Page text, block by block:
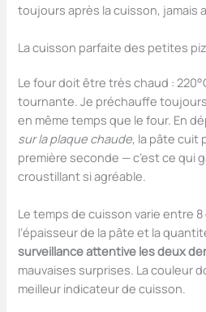
toujours après la cuisson, jamais
La cuisson parfaite des petites
Le four doit être très chaud :
tournante. Je préchauffe
en même temps que le four. En
sur la plaque chaude, la pâte cuit
première seconde — c’est ce qui
croustillant si agréable.
Le temps de cuisson varie entre
l’épaisseur de la pâte et la
surveillance attentive les deux
mauvaises surprises. La couleur
meilleur indicateur de cuisson.